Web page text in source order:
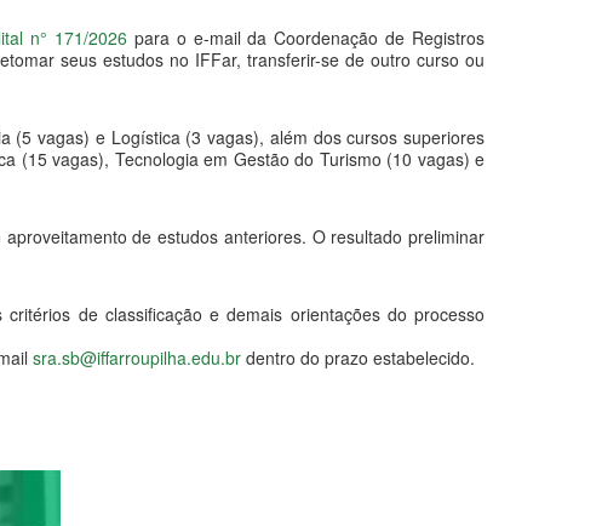
n° 171/2026 para o e-mail da Coordenação de Registros
seus estudos no IFFar, transferir-se de outro curso ou
(5 vagas) e Logística (3 vagas), além dos cursos superiores
(15 vagas), Tecnologia em Gestão do Turismo (10 vagas) e
de estudos anteriores. O resultado preliminar
de classificação e demais orientações do processo
sra.sb@iffarroupilha.edu.br dentro do prazo estabelecido.